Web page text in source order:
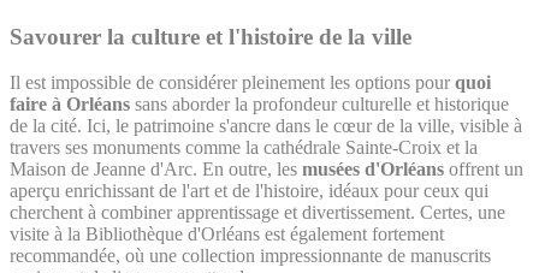
Savourer la culture et l'histoire de la ville
Il est impossible de considérer pleinement les options pour quoi
faire à Orléans sans aborder la profondeur culturelle et historique
de la cité. Ici, le patrimoine s'ancre dans le cœur de la ville, visible à
travers ses monuments comme la cathédrale Sainte-Croix et la
Maison de Jeanne d'Arc. En outre, les musées d'Orléans offrent un
aperçu enrichissant de l'art et de l'histoire, idéaux pour ceux qui
cherchent à combiner apprentissage et divertissement. Certes, une
visite à la Bibliothèque d'Orléans est également fortement
recommandée, où une collection impressionnante de manuscrits